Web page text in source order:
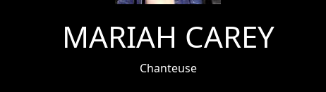
MARIAH CAREY
Chanteuse